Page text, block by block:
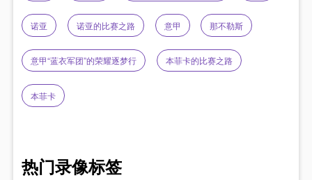
诺亚 诺亚的比赛之路 意甲 那不勒斯
意甲“蓝衣军团”的荣耀逐梦行 本菲卡的比赛之路
本菲卡
热门录像标签